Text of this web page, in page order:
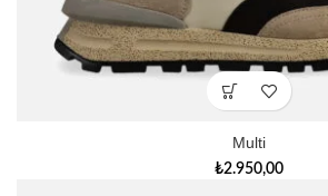
Multi
₺2.950,00